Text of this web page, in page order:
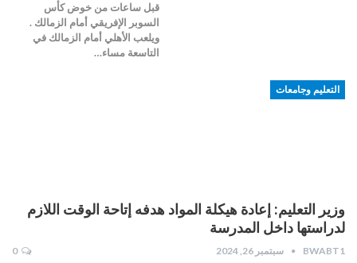
قبل ساعات من خوض كأس
السوبر الإفريقي أمام الزمالك .
ويلعب الأهلي أمام الزمالك في
التاسعة مساء…
التعليم وجامعات
وزير التعليم: إعادة هيكلة المواد هدفه إتاحة الوقت اللازم
لدراستها داخل المدرسة
BWABT1 سبتمبر 26, 2024 0